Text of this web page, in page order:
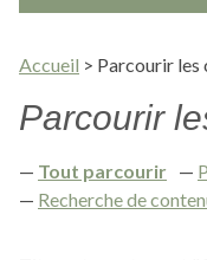
Accueil > Parcourir les
Parcourir
Tout parcourir
Recherche de